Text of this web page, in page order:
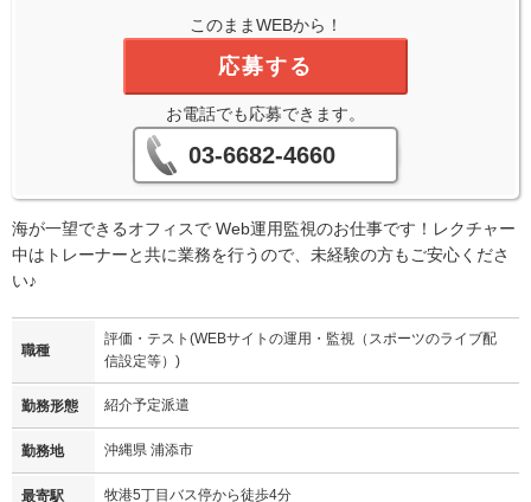
このままWEBから！
応募する
お電話でも応募できます。
03-6682-4660
海が一望できるオフィスで Web運用監視のお仕事です！レクチャー
中はトレーナーと共に業務を行うので、未経験の方もご安心くださ
い♪
職種
評価・テスト(WEBサイトの運用・監視（スポーツのライブ配
信設定等）)
勤務形態 紹介予定派遣
勤務地 沖縄県 浦添市
最寄駅 牧港5丁目バス停から徒歩4分